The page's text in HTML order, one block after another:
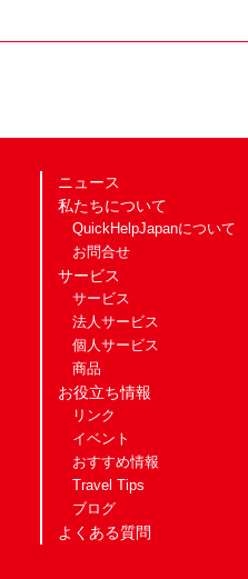
ニュース
私たちについて
QuickHelpJapanについて
お問合せ
サービス
サービス
法人サービス
個人サービス
商品
お役立ち情報
リンク
イベント
おすすめ情報
Travel Tips
ブログ
よくある質問